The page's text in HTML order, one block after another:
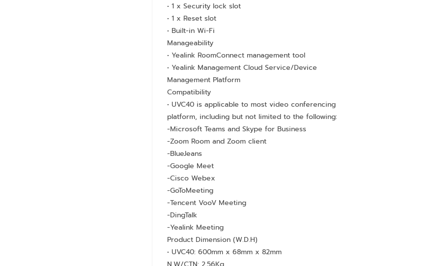
• 1 x Security lock slot
• 1 x Reset slot
• Built-in Wi-Fi
Manageability
• Yealink RoomConnect management tool
• Yealink Management Cloud Service/Device
Management Platform
Compatibility
• UVC40 is applicable to most video conferencing
platform, including but not limited to the following:
-Microsoft Teams and Skype for Business
-Zoom Room and Zoom client
-BlueJeans
-Google Meet
-Cisco Webex
-GoToMeeting
-Tencent VooV Meeting
-DingTalk
-Yealink Meeting
Product Dimension (W.D.H)
• UVC40: 600mm x 68mm x 82mm